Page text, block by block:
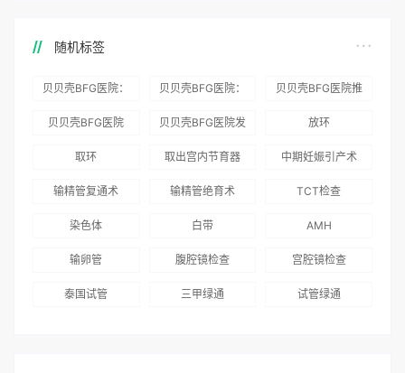
随机标签
贝贝壳BFG医院：
务
贝贝壳BFG医院：
术”和“法律支持”
贝贝壳BFG医院推
贝贝壳BFG医院
贝贝壳BFG医院发
国版）》
放环
取环 取出宫内节育器 中期妊娠引产术
输精管复通术 输精管绝育术 TCT检查
染色体 白带 AMH
输卵管 腹腔镜检查 宫腔镜检查
泰国试管 三甲绿通 试管绿通